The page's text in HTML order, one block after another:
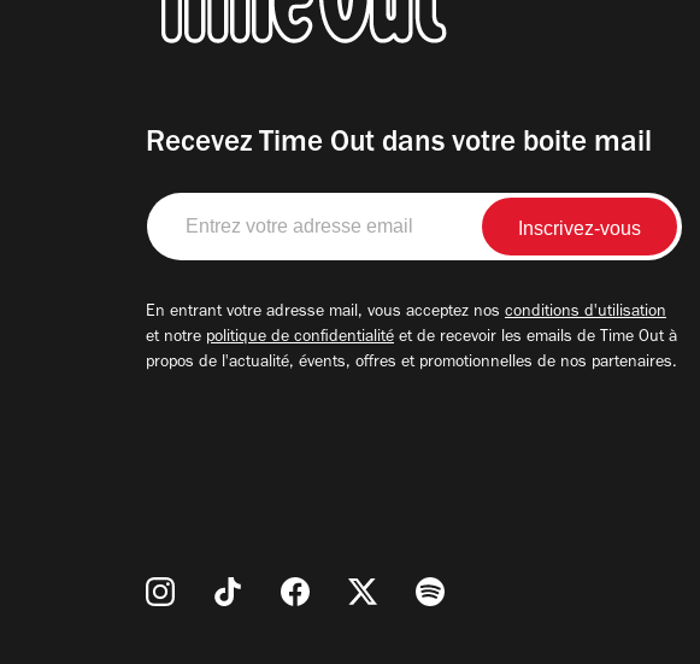
Recevez Time Out dans votre boite mail
Entrez
votre
adresse
En entrant votre adresse mail, vous acceptez nos conditions d'utilisation
et notre politique de confidentialité et de recevoir les emails de Time Out à
propos de l'actualité, évents, offres et promotionnelles de nos partenaires.